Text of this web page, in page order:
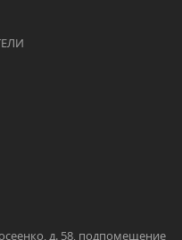
д. 58, подпомещение